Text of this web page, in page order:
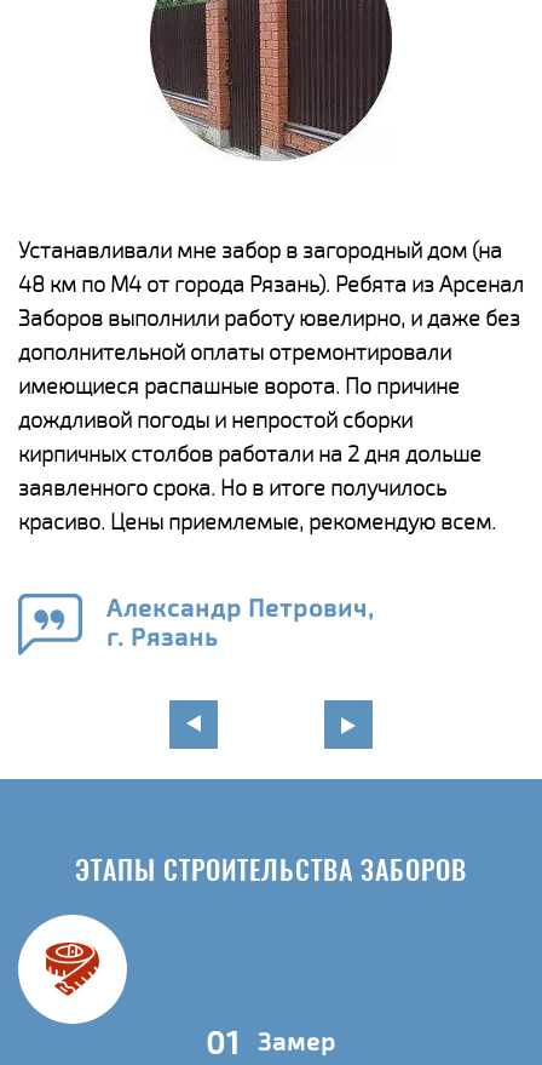
Устанавливали мне забор в загородный дом (на
48 км по М4 от города Рязань). Ребята из Арсенал
Заборов выполнили работу ювелирно, и даже без
дополнительной оплаты отремонтировали
имеющиеся распашные ворота. По причине
дождливой погоды и непростой сборки
кирпичных столбов работали на 2 дня дольше
заявленного срока. Но в итоге получилось
красиво. Цены приемлемые, рекомендую всем.
Александр Петрович,
г. Рязань
ЭТАПЫ СТРОИТЕЛЬСТВА ЗАБОРОВ
01 Замер